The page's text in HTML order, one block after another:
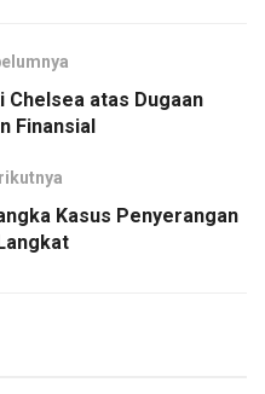
atas Dugaan
Finansial
Kasus Penyerangan